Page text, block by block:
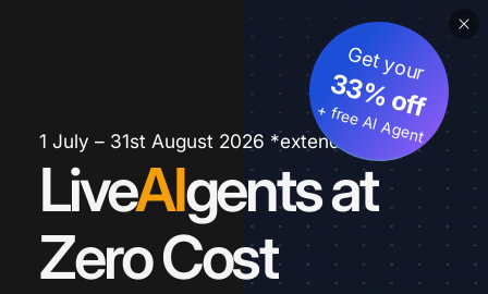
1 July – 31st August 2026 *extended
LiveAIgents at
Zero Cost
Get your
33% off
+ free AI Agent